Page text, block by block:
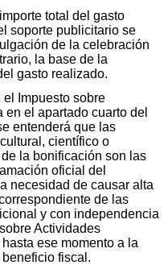
total del gasto
soporte publicitario se
de la celebración
la base de la
gasto realizado.
el Impuesto sobre
el apartado cuarto del
entenderá que las
científico o
la bonificación son las
oficial del
necesidad de causar alta
de las
y con independencia
Actividades
ese momento a la
fiscal.